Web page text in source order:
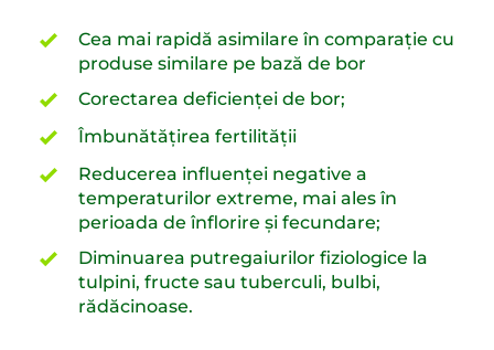
Cea mai rapidă asimilare în comparație cu
produse similare pe bază de bor
Corectarea deficienţei de bor;
Îmbunătăţirea fertilităţii
Reducerea influenţei negative a
temperaturilor extreme, mai ales în
perioada de înflorire şi fecundare;
Diminuarea putregaiurilor fiziologice la
tulpini, fructe sau tuberculi, bulbi,
rădăcinoase.